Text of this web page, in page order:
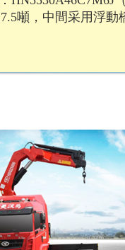
噸，中 間采用浮動橋